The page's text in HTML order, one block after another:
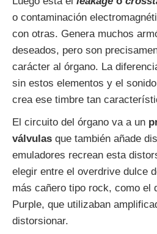
o contaminación
con otras. Genera muchos
deseados, pero son
carácter al órgano. La
sin estos elementos y el
crea ese timbre tan
El circuito del órgano va a un
válvulas que también añade
emuladores recrean esta
elegir entre el overdrive dulce
más cañero tipo rock, como el
Purple, que utilizaban
distorsionar.